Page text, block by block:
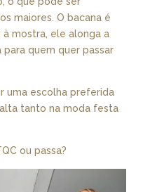
maiores. O bacana é
mostra, ele alonga a
quem quer passar
uma escolha preferida
tanto na moda festa
ou passa?